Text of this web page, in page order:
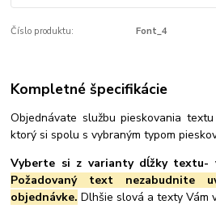
Číslo produktu: Font_4
Kompletné špecifikácie
Objednávate službu pieskovania
ktorý si spolu s vybraným typom
Vyberte si z varianty dĺžky textu-
Požadovaný text nezabudnite
objednávke. Dlhšie slová a texty Vám